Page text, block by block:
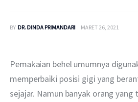
BY DR. DINDA PRIMANDARI MARET 26, 2021
Pemakaian behel umumnya
memperbaiki posisi gigi yang
sejajar. Namun banyak orang yang